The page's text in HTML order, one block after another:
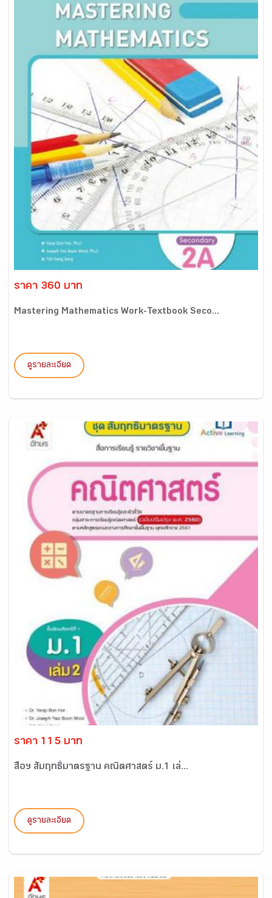
ราคา 360 บาท
Mastering Mathematics Work-Textbook Seco...
ดูรายละเอียด
ราคา 115 บาท
สื่อฯ สัมฤทธิ์มาตรฐาน คณิตศาสตร์ ม.1 เล่...
ดูรายละเอียด